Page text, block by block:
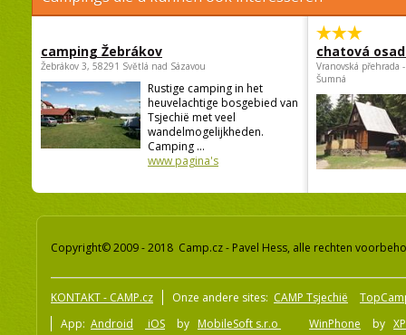
camping Žebrákov
Žebrákov 3, 58291 Světlá nad Sázavou
Rustige camping in het
heuvelachtige bosgebied van
Tsjechië met veel
wandelmogelijkheden.
Camping ...
www pagina's
chatová
Vranovská přehrada
Šumná
Copyright© 2009 - 2018 Camp.cz - Pavel Hess, alle rechten
KONTAKT - CAMP.cz Onze andere sites: CAMP Tsjechië
App: Android iOS by MobileSoft s.r.o WinPhone by